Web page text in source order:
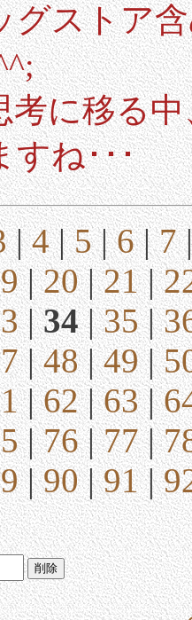
グストア
考に移る
すね･･･
|4|5|6|7
|20|21|
|34|35|
|48|49|
|62|63|
|76|77|
|90|91|